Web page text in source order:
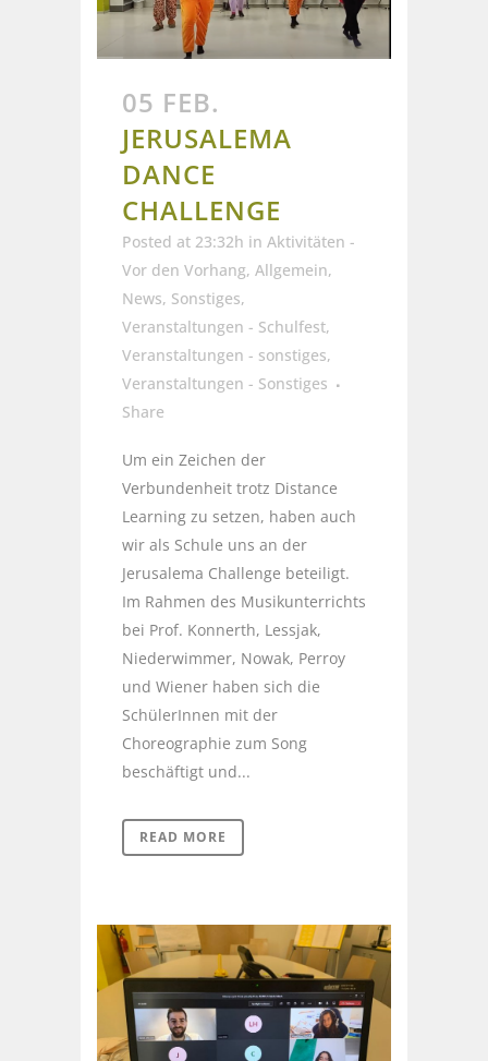
05 FEB.
JERUSALEMA
DANCE
CHALLENGE
Posted at 23:32h in Aktivitäten -
Vor den Vorhang, Allgemein,
News, Sonstiges,
Veranstaltungen - Schulfest,
Veranstaltungen - sonstiges,
Veranstaltungen - Sonstiges
Share
Um ein Zeichen der
Verbundenheit trotz Distance
Learning zu setzen, haben auch
wir als Schule uns an der
Jerusalema Challenge beteiligt.
Im Rahmen des Musikunterrichts
bei Prof. Konnerth, Lessjak,
Niederwimmer, Nowak, Perroy
und Wiener haben sich die
SchülerInnen mit der
Choreographie zum Song
beschäftigt und...
READ MORE